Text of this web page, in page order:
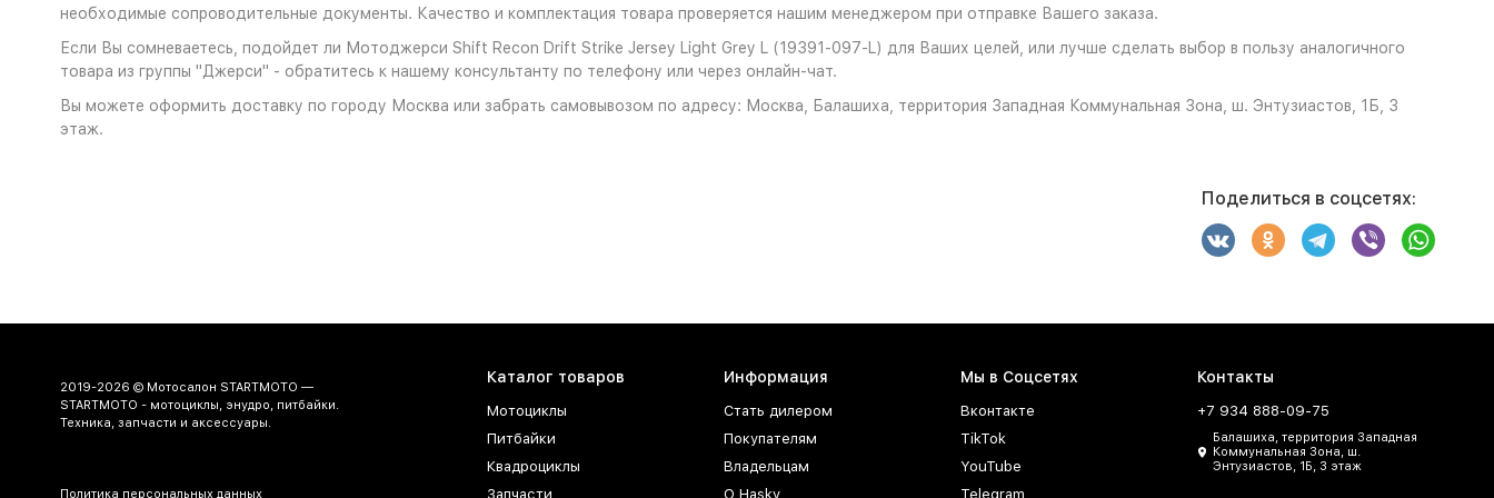
необходимые сопроводительные документы. Качество и комплектация товара проверяется нашим менеджером при отправке Вашего заказа.
Если Вы сомневаетесь, подойдет ли Мотоджерси Shift Recon Drift Strike Jersey Light Grey L (19391-097-L) для Ваших целей, или лучше сделать выбор в пользу аналогичного
товара из группы "Джерси" - обратитесь к нашему консультанту по телефону или через онлайн-чат.
Вы можете оформить доставку по городу Москва или забрать самовывозом по адресу: Москва, Балашиха, территория Западная Коммунальная Зона, ш. Энтузиастов, 1Б, 3
этаж.
Поделиться в соцсетях:
2019-2026 © Мотосалон STARTMOTO —
STARTMOTO - мотоциклы, энудро, питбайки.
Техника, запчасти и аксессуары.
Политика персональных данных
Каталог товаров
Мотоциклы
Питбайки
Квадроциклы
Запчасти
Информация
Стать дилером
Покупателям
Владельцам
О Hasky
Мы в Соцсетях
Вконтакте
TikTok
YouTube
Telegram
Контакты
+7 934 888-09-75
Балашиха, территория Западная
Коммунальная Зона, ш.
Энтузиастов, 1Б, 3 этаж